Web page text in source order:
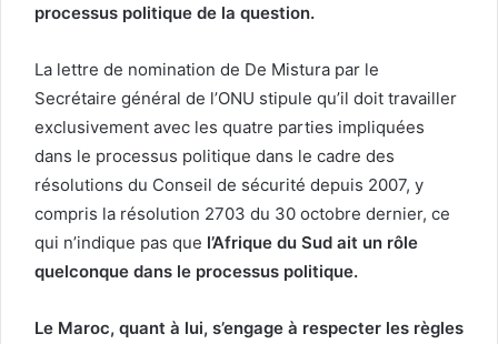
processus politique de la question.
La lettre de nomination de De Mistura par le
Secrétaire général de l’ONU stipule qu’il doit travailler
exclusivement avec les quatre parties impliquées
dans le processus politique dans le cadre des
résolutions du Conseil de sécurité depuis 2007, y
compris la résolution 2703 du 30 octobre dernier, ce
qui n’indique pas que l’Afrique du Sud ait un rôle
quelconque dans le processus politique.
Le Maroc, quant à lui, s’engage à respecter les règles